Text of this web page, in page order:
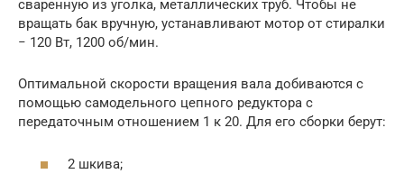
сваренную из уголка, металлических труб. Чтобы не
вращать бак вручную, устанавливают мотор от стиралки
− 120 Вт, 1200 об/мин.
Оптимальной скорости вращения вала добиваются с
помощью самодельного цепного редуктора с
передаточным отношением 1 к 20. Для его сборки берут:
2 шкива;